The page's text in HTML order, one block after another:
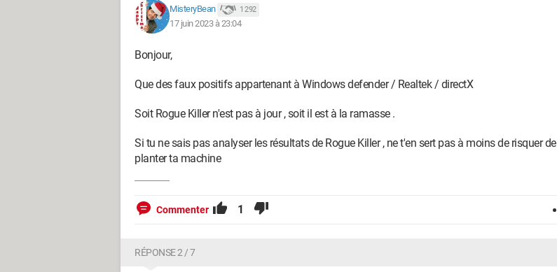
J'ai bien fait la suppression, mais ça m’inquiète un peu.
Merci de votre aide.
Windows / Firefox 114.0
MisteryBean 1 292
17 juin 2023 à 23:04
Bonjour,
Que des faux positifs appartenant à Windows defender / Realtek / directX
Soit Rogue Killer n'est pas à jour , soit il est à la ramasse .
Si tu ne sais pas analyser les résultats de Rogue Killer , ne t'en sert pas à moins de risquer de
planter ta machine
Commenter 1
RÉPONSE 2 / 7